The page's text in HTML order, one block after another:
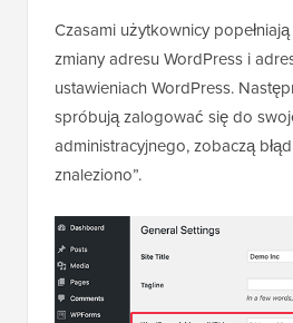
Czasami użytkownicy
zmiany adresu WordPress i
ustawieniach WordPress.
spróbują zalogować się do
administracyjnego, zobaczą
znaleziono”.